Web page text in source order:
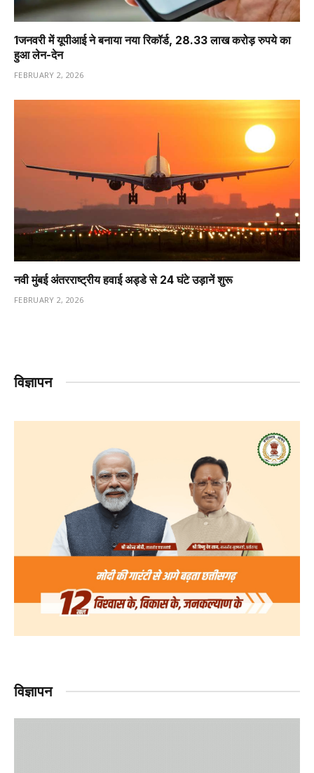
1️जनवरी में यूपीआई ने बनाया नया रिकॉर्ड, 28.33 लाख करोड़ रुपये का
हुआ लेन-देन
FEBRUARY 2, 2026
नवी मुंबई अंतरराष्ट्रीय हवाई अड्डे से 24 घंटे उड़ानें शुरू
FEBRUARY 2, 2026
विज्ञापन
विज्ञापन